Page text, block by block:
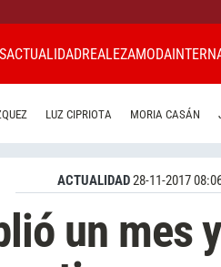
ACTUALIDADREALEZAMODA
LUZ CIPRIOTA MORIA CASÁN
ACTUALIDAD28-11-2017
un mes